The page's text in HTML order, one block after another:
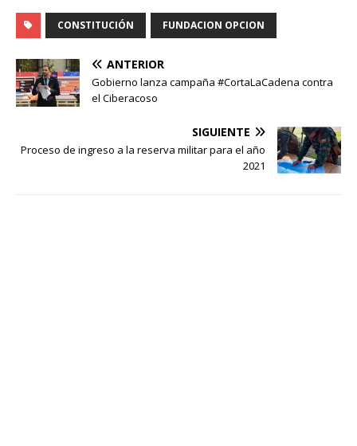
CONSTITUCIÓN FUNDACION OPCION
ANTERIOR
Gobierno lanza campaña #CortaLaCadena contra
el Ciberacoso
SIGUIENTE
Proceso de ingreso a la reserva militar para el año
2021